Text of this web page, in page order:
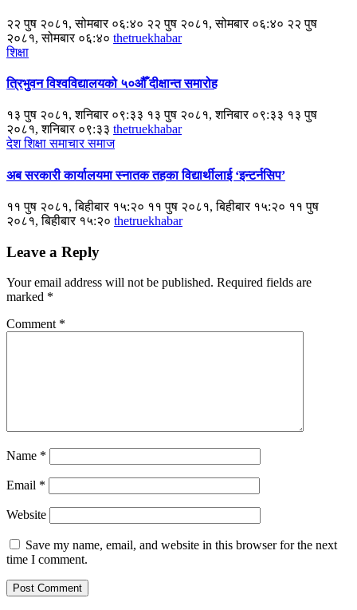
२२ पुष २०८१, सोमबार ०६:४० २२ पुष २०८१, सोमबार ०६:४० २२ पुष
२०८१, सोमबार ०६:४० thetruekhabar
शिक्षा
त्रिभुवन विश्वविद्यालयको ५०औँ दीक्षान्त समारोह
१३ पुष २०८१, शनिबार ०९:३३ १३ पुष २०८१, शनिबार ०९:३३ १३ पुष
२०८१, शनिबार ०९:३३ thetruekhabar
देशशिक्षासमाचारसमाज
अब सरकारी कार्यालयमा स्नातक तहका विद्यार्थीलाई ‘इन्टर्नसिप’
११ पुष २०८१, बिहीबार १५:२० ११ पुष २०८१, बिहीबार १५:२० ११ पुष
२०८१, बिहीबार १५:२० thetruekhabar
Leave a Reply
Your email address will not be published. Required fields are
marked *
Comment *
Name *
Email *
Website
Save my name, email, and website in this browser for the next
time I comment.